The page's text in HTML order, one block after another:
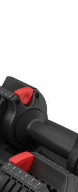
lưng Spirit
năng Spirit
Spirit
Spirit